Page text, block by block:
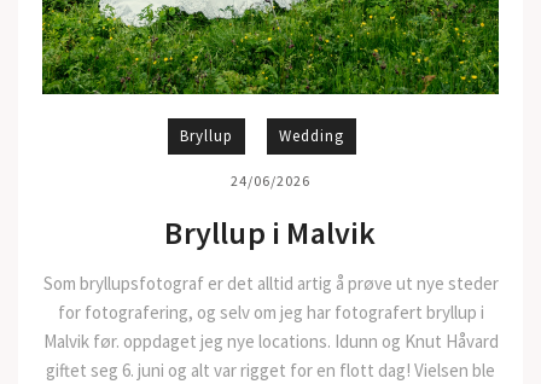
Bryllup Wedding
24/06/2026
Bryllup i Malvik
Som bryllupsfotograf er det alltid artig å prøve ut nye steder
for fotografering, og selv om jeg har fotografert bryllup i
Malvik før. oppdaget jeg nye locations. Idunn og Knut Håvard
giftet seg 6. juni og alt var rigget for en flott dag! Vielsen ble